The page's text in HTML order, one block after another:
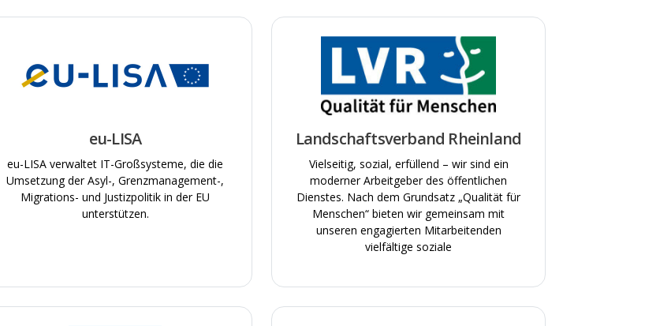
Vereinbarkeit von Familie und Beruf
Weiterbildungsmöglichkeiten
Программа здравоохранения.
eu-LISA
eu-LISA verwaltet IT-Großsysteme, die die
Umsetzung der Asyl-, Grenzmanagement-,
Migrations- und Justizpolitik in der EU
unterstützen.
Landschaftsverband Rheinland
Vielseitig, sozial, erfüllend – wir sind ein
moderner Arbeitgeber des öffentlichen
Dienstes. Nach dem Grundsatz „Qualität für
Menschen“ bieten wir gemeinsam mit
unseren engagierten Mitarbeitenden
vielfältige soziale